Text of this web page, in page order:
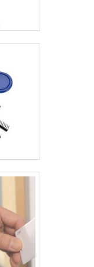
de
deixando a
e muito mais
Cards é uma
se explana o
e acessórios.
à entrega
MELHOR
Paraná Cards as
opções
e cartão de
tal
profissionais
inovadores. A
se destacado